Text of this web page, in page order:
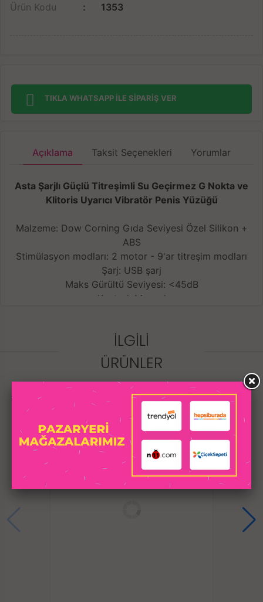
Ürün Kodu
1353
TIKLA WHATSAPP İLE SİPARİŞ VER
Açıklama Taksit Seçenekleri Yorumlar
Asta Şarjlı Güçlü Titreşimli Su Geçirmez G Nokta ve
Klitoris Uyarıcı Vibratör Penis Yüzüğü
Malzeme: Dow Corning Gıda Seviyesi Özel Silikon +
ABS
Stimülasyon modları: 2 motor - 9'ar titreşim modları
Şarj: USB şarj
Maks Gürültü Seviyesi: <45dB
Kontrol: Manuel
İLGILI
ÜRÜNLER